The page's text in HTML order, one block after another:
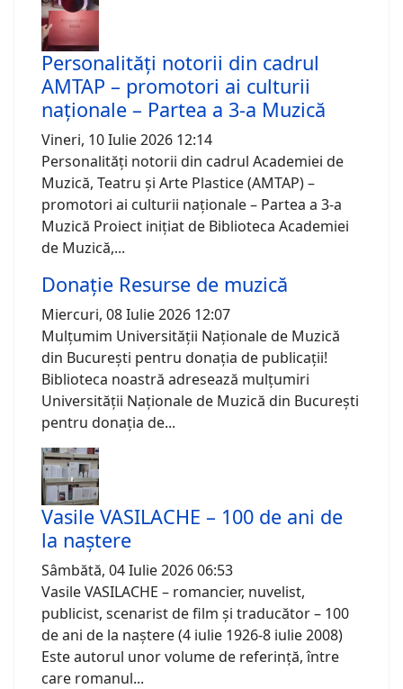
Personalități notorii din cadrul
AMTAP – promotori ai culturii
naționale – Partea a 3-a Muzică
Vineri, 10 Iulie 2026 12:14
Personalități notorii din cadrul Academiei de
Muzică, Teatru și Arte Plastice (AMTAP) –
promotori ai culturii naționale – Partea a 3-a
Muzică Proiect inițiat de Biblioteca Academiei
de Muzică,...
Donație Resurse de muzică
Miercuri, 08 Iulie 2026 12:07
Mulțumim Universității Naționale de Muzică
din București pentru donația de publicații!
Biblioteca noastră adresează mulțumiri
Universității Naționale de Muzică din București
pentru donația de...
Vasile VASILACHE – 100 de ani de
la naștere
Sâmbătă, 04 Iulie 2026 06:53
Vasile VASILACHE – romancier, nuvelist,
publicist, scenarist de film și traducător – 100
de ani de la naștere (4 iulie 1926-8 iulie 2008)
Este autorul unor volume de referință, între
care romanul...